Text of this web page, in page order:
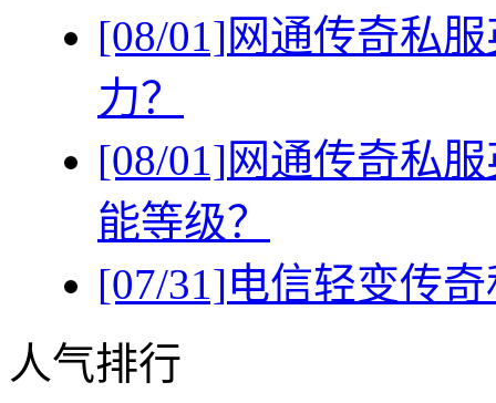
[08/01]网通传奇私
力？
[08/01]网通传奇私
能等级？
[07/31]电信轻变传
人气排行